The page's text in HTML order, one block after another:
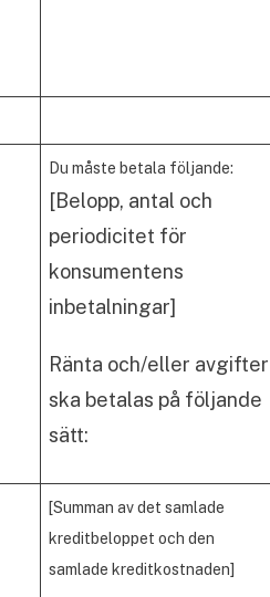
Du måste betala följande:
[Belopp, antal och
periodicitet för
konsumentens
inbetalningar]
Ränta och/eller avgifter
ska betalas på följande
sätt:
[Summan av det samlade
kreditbeloppet och den
samlade kreditkostnaden]